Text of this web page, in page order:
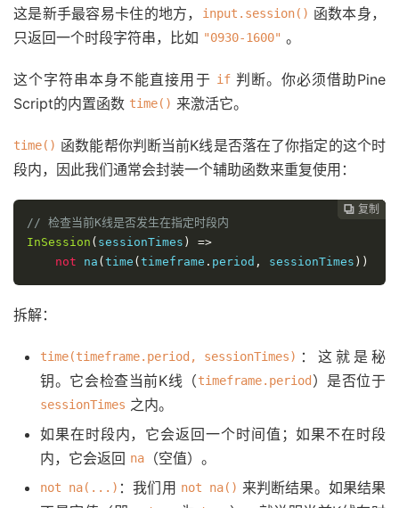
这是新手最容易卡住的地方， input.session() 函数本身，
只返回一个时段字符串，比如 "0930-1600" 。
这个字符串本身不能直接用于 if判断。你必须借助Pine
Script的内置函数 time() 来激活它。
time() 函数能帮你判断当前K线是否落在了你指定的这个时
段内，因此我们通常会封装一个辅助函数来重复使用：
 复制
 复制
 复制
 复制
 复制
 复制
// 检查当前K线是否发生在指定时段内
InSession ( sessionTimes )
=>
not na ( time ( timeframe . period , sessionTimes ))
拆解：
time(timeframe.period, sessionTimes) ：这就是秘
钥。它会检查当前K线（timeframe.period ）是否位于
sessionTimes 之内。
如果在时段内，它会返回一个时间值；如果不在时段
内，它会返回 na （空值）。
not na(...) ：我们用 not na() 来判断结果。如果结果